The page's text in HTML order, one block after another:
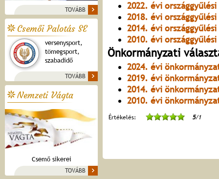
TOVÁBB
Csemői Palotás SE
versenysport,
tömegsport,
szabadidő
TOVÁBB
Nemzeti Vágta
Csemő sikerei
TOVÁBB
2022. évi országgyűlési
2018. évi országgyűlési
2014. évi országgyűlési
2010. évi országgyűlési
Önkormányzati
2024. évi
2019. évi
2014. évi
2010. évi
Értékelés: 5/1